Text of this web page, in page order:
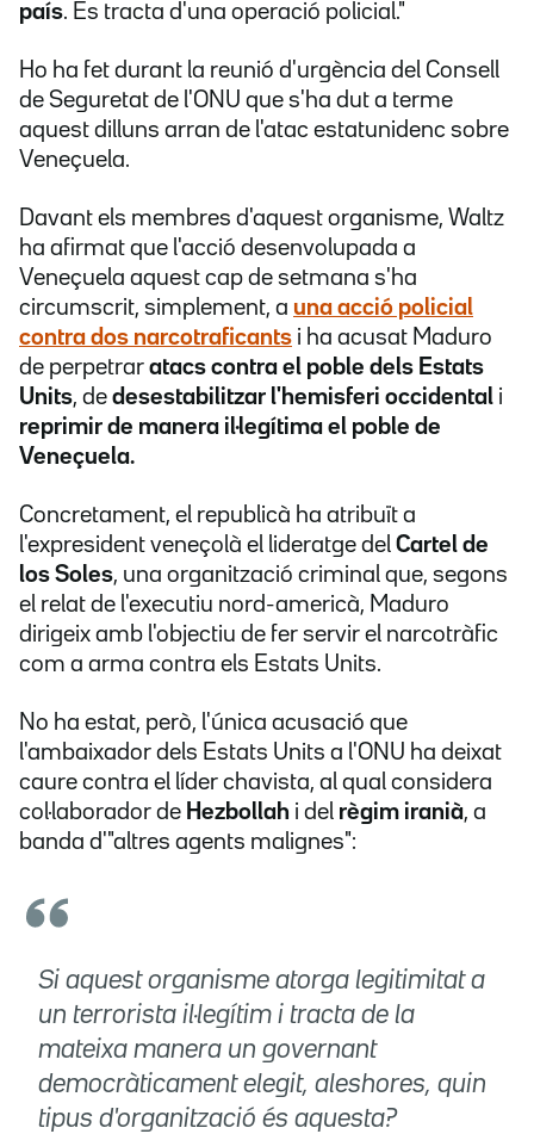
país. Es tracta d'una operació policial."
Ho ha fet durant la reunió d'urgència del Consell
de Seguretat de l'ONU que s'ha dut a terme
aquest dilluns arran de l'atac estatunidenc sobre
Veneçuela.
Davant els membres d'aquest organisme, Waltz
ha afirmat que l'acció desenvolupada a
Veneçuela aquest cap de setmana s'ha
circumscrit, simplement, a una acció policial
contra dos narcotraficants i ha acusat Maduro
de perpetrar atacs contra el poble dels Estats
Units, de desestabilitzar l'hemisferi occidental i
reprimir de manera il·legítima el poble de
Veneçuela.
Concretament, el republicà ha atribuït a
l'expresident veneçolà el lideratge del Cartel de
los Soles, una organització criminal que, segons
el relat de l'executiu nord-americà, Maduro
dirigeix amb l'objectiu de fer servir el narcotràfic
com a arma contra els Estats Units.
No ha estat, però, l'única acusació que
l'ambaixador dels Estats Units a l'ONU ha deixat
caure contra el líder chavista, al qual considera
col·laborador de Hezbollah i del règim iranià, a
banda d'"altres agents malignes":
Si aquest organisme atorga legitimitat a
un terrorista il·legítim i tracta de la
mateixa manera un governant
democràticament elegit, aleshores, quin
tipus d'organització és aquesta?